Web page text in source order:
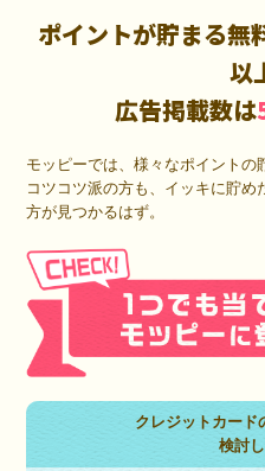
ポイントが貯まる無
以
広告掲載数は
モッピーでは、様々なポイントの
コツコツ派の方も、イッキに貯
方が見つかるはず。
クレジットカード
検討